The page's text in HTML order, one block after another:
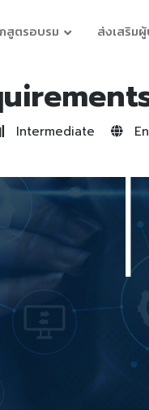
สูตรอบรม ส่งเสริม
Intermediate